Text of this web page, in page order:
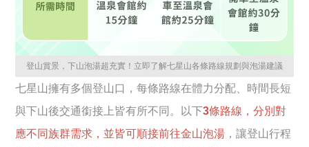
登山賞景，下山泡湯超充實！立即了解七星山各條路線規劃與泡湯建議
七星山擁有多個登山口，每條路線在體力分配、時間長短
與下山後交通銜接上皆有所不同。以下3條路線，分別對
應不同族群需求，並皆可順接前往金山泡湯 ，讓登山行程